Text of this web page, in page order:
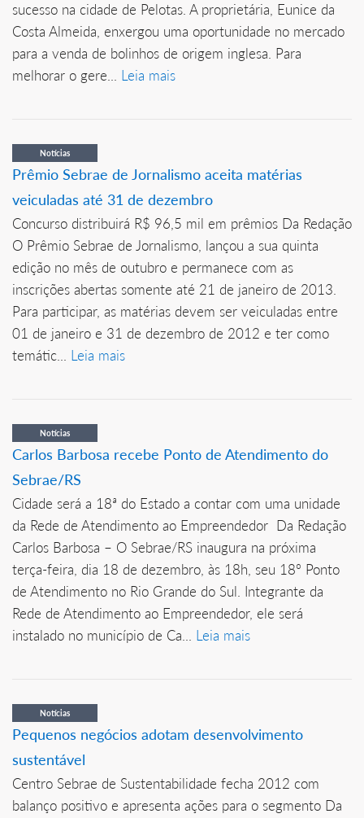
sucesso na cidade de Pelotas. A proprietária, Eunice da
Costa Almeida, enxergou uma oportunidade no mercado
para a venda de bolinhos de origem inglesa. Para
melhorar o gere... Leia mais
Notícias
Prêmio Sebrae de Jornalismo aceita matérias
veiculadas até 31 de dezembro
Concurso distribuirá R$ 96,5 mil em prêmios Da Redação
O Prêmio Sebrae de Jornalismo, lançou a sua quinta
edição no mês de outubro e permanece com as
inscrições abertas somente até 21 de janeiro de 2013.
Para participar, as matérias devem ser veiculadas entre
01 de janeiro e 31 de dezembro de 2012 e ter como
temátic... Leia mais
Notícias
Carlos Barbosa recebe Ponto de Atendimento do
Sebrae/RS
Cidade será a 18ª do Estado a contar com uma unidade
da Rede de Atendimento ao Empreendedor Da Redação
Carlos Barbosa – O Sebrae/RS inaugura na próxima
terça-feira, dia 18 de dezembro, às 18h, seu 18º Ponto
de Atendimento no Rio Grande do Sul. Integrante da
Rede de Atendimento ao Empreendedor, ele será
instalado no município de Ca... Leia mais
Notícias
Pequenos negócios adotam desenvolvimento
sustentável
Centro Sebrae de Sustentabilidade fecha 2012 com
balanço positivo e apresenta ações para o segmento Da